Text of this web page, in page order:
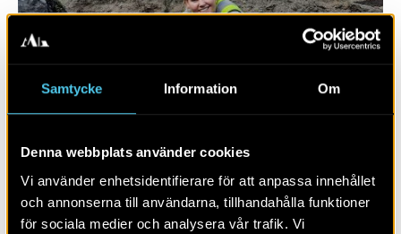
Samtycke Information Om
Denna webbplats använder cookies
Vi använder enhetsidentifierare för att anpassa innehållet
och annonserna till användarna, tillhandahålla funktioner
för sociala medier och analysera vår trafik. Vi
BLOGGINLÄGG 2020.11.09
kvarteret Rosendal